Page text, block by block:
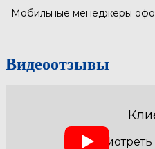
Мобильные менеджеры
Видеоотзывы